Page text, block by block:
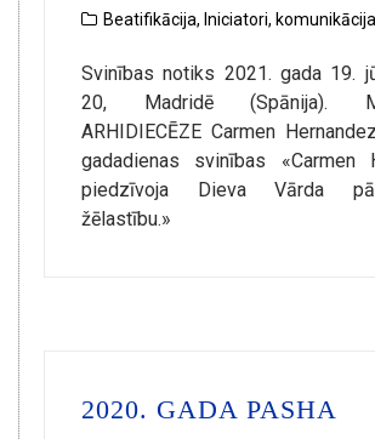
Beatifikācija, Iniciatori,
Svinības notiks 2021. gada 19.
20, Madridē (Spānija).
ARHIDIECĒZE Carmen
gadadienas svinības «Carmen
piedzīvoja Dieva Vārda
žēlastību.»
2020. GADA PASHA